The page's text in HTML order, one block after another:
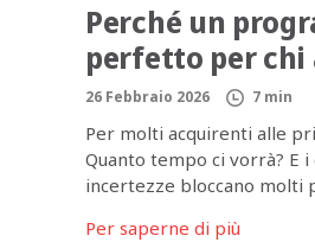
Perché un
perfetto per chi
26 Febbraio 2026 7 min
Per molti acquirenti alle
Quanto tempo ci vorrà? E
incertezze bloccano molti
Per saperne di più